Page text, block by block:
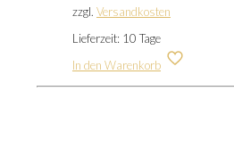
zzgl. Versandkosten
Lieferzeit: 10 Tage
In den Warenkorb